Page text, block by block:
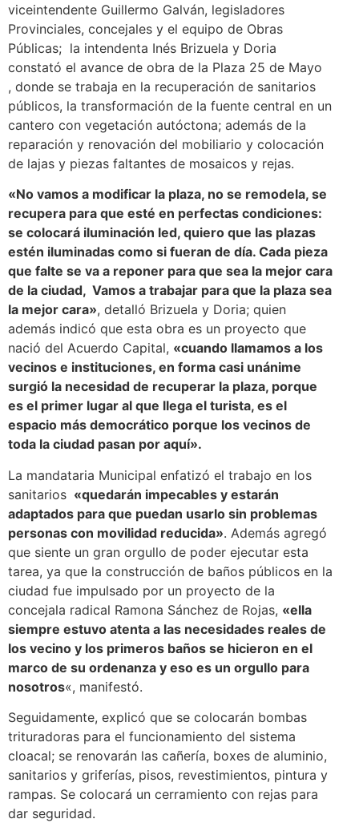
viceintendente Guillermo Galván, legisladores
Provinciales, concejales y el equipo de Obras
Públicas; la intendenta Inés Brizuela y Doria
constató el avance de obra de la Plaza 25 de Mayo
, donde se trabaja en la recuperación de sanitarios
públicos, la transformación de la fuente central en un
cantero con vegetación autóctona; además de la
reparación y renovación del mobiliario y colocación
de lajas y piezas faltantes de mosaicos y rejas.
«No vamos a modificar la plaza, no se remodela, se
recupera para que esté en perfectas condiciones:
se colocará iluminación led, quiero que las plazas
estén iluminadas como si fueran de día. Cada pieza
que falte se va a reponer para que sea la mejor cara
de la ciudad, Vamos a trabajar para que la plaza sea
la mejor cara», detalló Brizuela y Doria; quien
además indicó que esta obra es un proyecto que
nació del Acuerdo Capital, «cuando llamamos a los
vecinos e instituciones, en forma casi unánime
surgió la necesidad de recuperar la plaza, porque
es el primer lugar al que llega el turista, es el
espacio más democrático porque los vecinos de
toda la ciudad pasan por aquí».
La mandataria Municipal enfatizó el trabajo en los
sanitarios «quedarán impecables y estarán
adaptados para que puedan usarlo sin problemas
personas con movilidad reducida». Además agregó
que siente un gran orgullo de poder ejecutar esta
tarea, ya que la construcción de baños públicos en la
ciudad fue impulsado por un proyecto de la
concejala radical Ramona Sánchez de Rojas, «ella
siempre estuvo atenta a las necesidades reales de
los vecino y los primeros baños se hicieron en el
marco de su ordenanza y eso es un orgullo para
nosotros«, manifestó.
Seguidamente, explicó que se colocarán bombas
trituradoras para el funcionamiento del sistema
cloacal; se renovarán las cañería, boxes de aluminio,
sanitarios y griferías, pisos, revestimientos, pintura y
rampas. Se colocará un cerramiento con rejas para
dar seguridad.